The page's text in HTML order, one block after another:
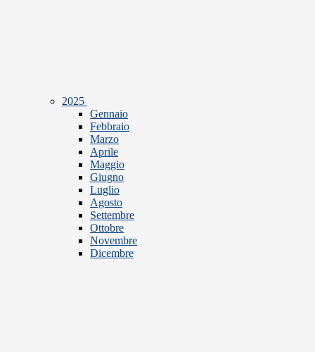
2025
Gennaio
Febbraio
Marzo
Aprile
Maggio
Giugno
Luglio
Agosto
Settembre
Ottobre
Novembre
Dicembre